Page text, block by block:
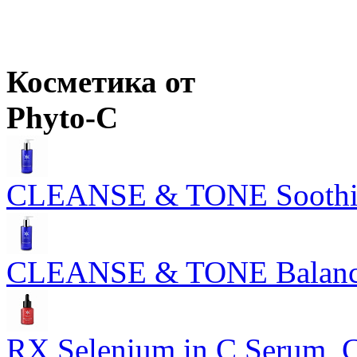
Косметика от
Phyto-C
CLEANSE & TONE
CLEANSE & TONE
RX Selenium in C Serum,